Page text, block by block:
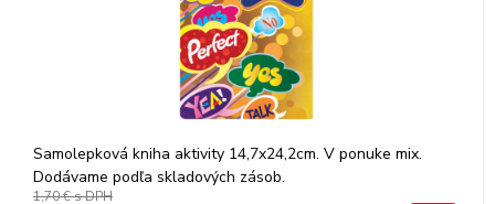
Samolepková kniha aktivity 14,7x24,2cm. V ponuke mix.
Dodávame podľa skladových zásob.
1,70 €s DPH